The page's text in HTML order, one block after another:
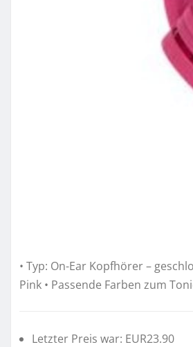
• Typ: On-Ear Kopfhörer –
Pink • Passende Farben zum
Letzter Preis war: EUR23.90